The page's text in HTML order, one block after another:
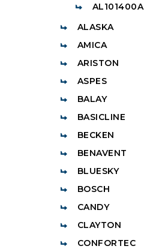
AL101400A
ALASKA
AMICA
ARISTON
ASPES
BALAY
BASICLINE
BECKEN
BENAVENT
BLUESKY
BOSCH
CANDY
CLAYTON
CONFORTEC